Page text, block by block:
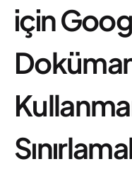
için